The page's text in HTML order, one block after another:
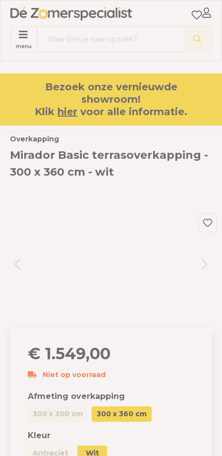
menu
Bezoek onze vernieuwde
showroom!
Klik hier voor alle informatie.
Overkapping
Mirador Basic terrasoverkapping -
300 x 360 cm - wit
€ 1.549,00
Niet op voorraad
Afmeting overkapping
300 x 300 cm 300 x 360 cm
Kleur
Antraciet Wit